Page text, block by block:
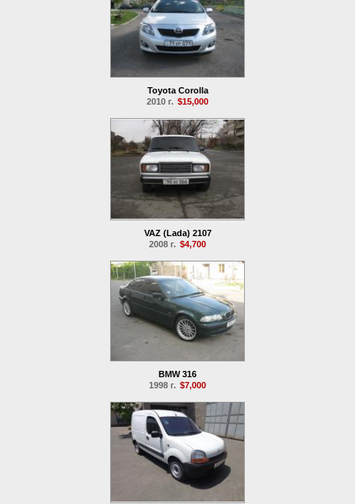
Toyota Corolla
2010 г. $15,000
VAZ (Lada) 2107
2008 г. $4,700
BMW 316
1998 г. $7,000